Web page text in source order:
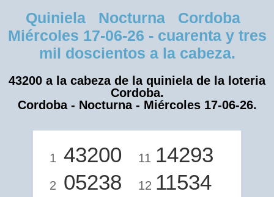
Quiniela Nocturna Cordoba
Miércoles 17-06-26 - cuarenta y tres
mil doscientos a la cabeza.
43200 a la cabeza de la quiniela de la loteria
Cordoba.
Cordoba - Nocturna - Miércoles 17-06-26.
1 43200
2 05238
11 14293
12 11534